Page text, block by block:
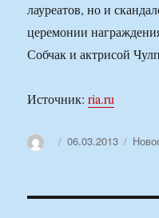
лауреатов, но и
церемонии
Собчак и актрисой
Источник:ria.ru
АвторОпубликовано
06.03.2013